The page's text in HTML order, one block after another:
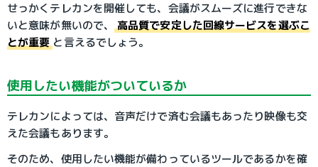
せっかくテレカンを開催しても、会議がスムーズに進行できな
いと意味が無いので、
高品質で安定した回線サービスを選ぶこ
とが重要 と言えるでしょう。
使用したい機能がついているか
テレカンによっては、音声だけで済む会議もあったり映像も交
えた会議もあります。
そのため、使用したい機能が備わっているツールであるかを確